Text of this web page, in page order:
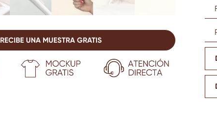
RECIBE UNA MUESTRA GRATIS